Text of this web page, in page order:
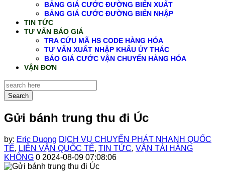
BẢNG GIÁ CƯỚC ĐƯỜNG BIỂN XUẤT
BẢNG GIÁ CƯỚC ĐƯỜNG BIỂN NHẬP
TIN TỨC
TƯ VẤN BÁO GIÁ
TRA CỨU MÃ HS CODE HÀNG HÓA
TƯ VẤN XUẤT NHẬP KHẨU ỦY THÁC
BÁO GIÁ CƯỚC VẬN CHUYỂN HÀNG HÓA
VẬN ĐƠN
Search
Gửi bánh trung thu đi Úc
by: Eric Duong DỊCH VỤ CHUYỂN PHÁT NHANH QUỐC
TẾ, LIÊN VẬN QUỐC TẾ, TIN TỨC, VẬN TẢI HÀNG
KHÔNG 0 2024-08-09 07:08:06